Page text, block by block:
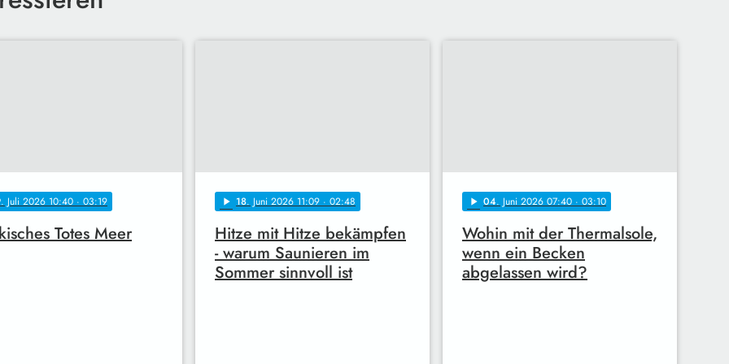
. Juli 2026 10:40 · 03:19
Totes Meer
play_arrow 18. Juni 2026 11:09 · 02:48
Hitze mit Hitze bekämpfen
- warum Saunieren im
Sommer sinnvoll ist
play_arrow 04. Juni 2026 07:40 · 03:10
Wohin mit der Thermalsole,
wenn ein Becken
abgelassen wird?